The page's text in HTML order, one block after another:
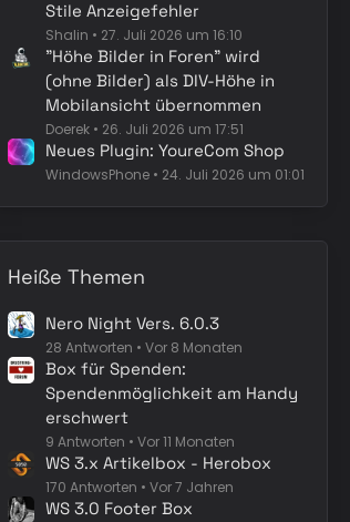
Stile Anzeigefehler
Shalin 27. Juli 2026 um 16:10
"Höhe Bilder in Foren" wird
(ohne Bilder) als DIV-Höhe in
Mobilansicht übernommen
Doerek 26. Juli 2026 um 17:51
Neues Plugin: YoureCom Shop
WindowsPhone 24. Juli 2026 um 01:01
Heiße Themen
Nero Night Vers. 6.0.3
28 Antworten Vor 8 Monaten
Box für Spenden:
Spendenmöglichkeit am Handy
erschwert
9 Antworten Vor 11 Monaten
WS 3.x Artikelbox - Herobox
170 Antworten Vor 7 Jahren
WS 3.0 Footer Box